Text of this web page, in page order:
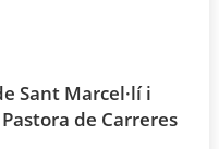
Sant Marcel·lí i
de Carreres